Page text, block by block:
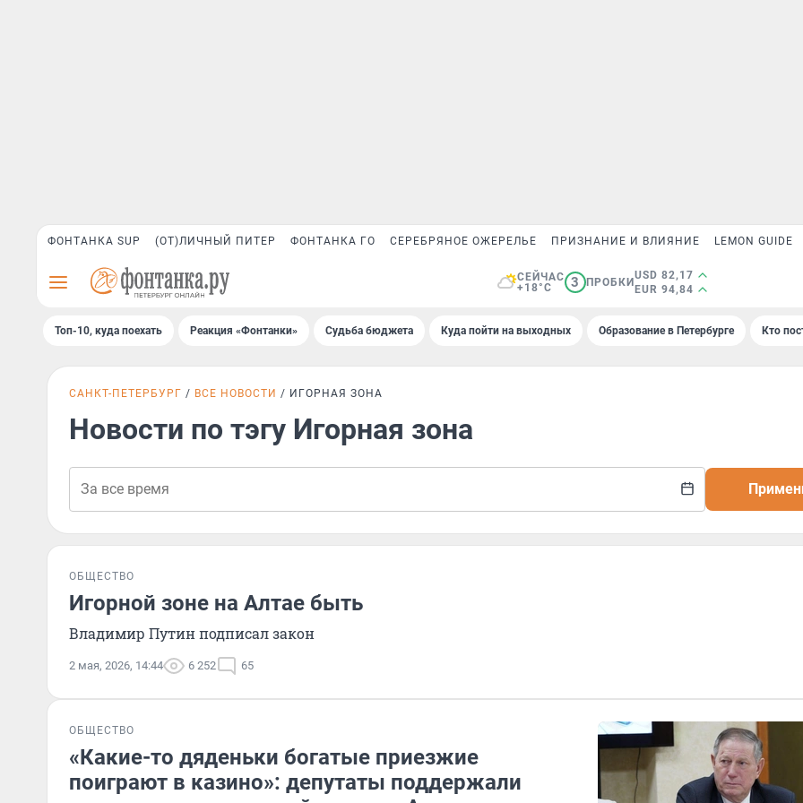
ФОНТАНКА SUP (ОТ)ЛИЧНЫЙ ПИТЕР ФОНТАНКА ГО СЕРЕБРЯНОЕ ОЖЕРЕЛЬЕ ПРИЗНАНИЕ И ВЛИЯНИЕ LEMON GUIDE
СЕЙЧАС
+18°C
3 ПРОБКИ
USD 82,17
EUR 94,84
Топ-10, куда поехать Реакция «Фонтанки» Судьба бюджета Куда пойти на выходных Образование в Петербурге Кто
САНКТ-ПЕТЕРБУРГ ВСЕ НОВОСТИ ИГОРНАЯ ЗОНА
Новости по тэгу Игорная зона
ОБЩЕСТВО
Игорной зоне на Алтае быть
Владимир Путин подписал закон
2 мая, 2026, 14:44 6 252 65
ОБЩЕСТВО
«Какие-то дяденьки богатые приезжие
поиграют в казино»: депутаты поддержали